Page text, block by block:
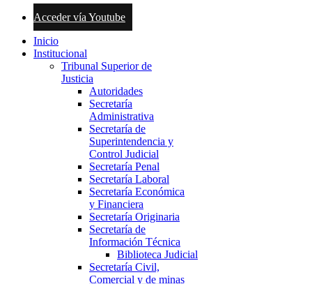
Acceder vía Youtube
Inicio
Institucional
Tribunal Superior de
Justicia
Autoridades
Secretaría
Administrativa
Secretaría de
Superintendencia y
Control Judicial
Secretaría Penal
Secretaría Laboral
Secretaría Económica
y Financiera
Secretaría Originaria
Secretaría de
Información Técnica
Biblioteca Judicial
Secretaría Civil,
Comercial y de minas